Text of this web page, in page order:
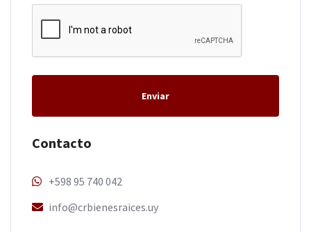
Enviar
Contacto
+598 95 740 042
info@crbienesraices.uy